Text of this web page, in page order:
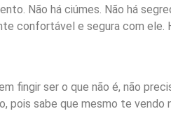
Não há ciúmes. Não há
confortável e segura com
fingir ser o que não é, não
pois sabe que mesmo te vendo